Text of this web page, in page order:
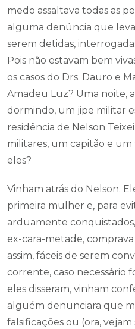
medo assaltava todas as
alguma denúncia que
serem detidas,
Pois não estavam bem
os casos do Drs. Dauro e
Amadeu Luz? Uma noite,
dormindo, um jipe militar
residência de Nelson
militares, um capitão e
eles?
Vinham atrás do Nelson.
primeira mulher e, para
arduamente
ex-cara-metade, comprava
assim, fáceis de serem
corrente, caso necessário
eles disseram, vinham
alguém denunciara que
falsificações ou (ora, vejam